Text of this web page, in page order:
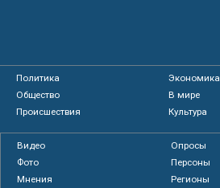
Политика
Экономика
Общество
В мире
Происшествия
Культура
Видео
Опросы
Фото
Персоны
Мнения
Регионы